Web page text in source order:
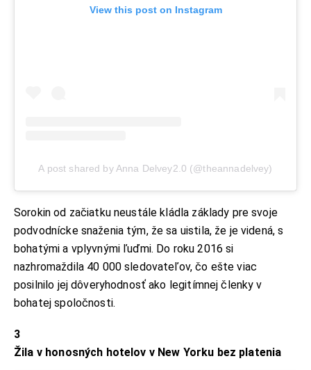
View this post on Instagram
A post shared by Anna Delvey2.0 (@theannadelvey)
Sorokin od začiatku neustále kládla základy pre svoje
podvodnícke snaženia tým, že sa uistila, že je videná, s
bohatými a vplyvnými ľuďmi. Do roku 2016 si
nazhromaždila 40 000 sledovateľov, čo ešte viac
posilnilo jej dôveryhodnosť ako legitímnej členky v
bohatej spoločnosti.
3
Žila v honosných hotelov v New Yorku bez platenia